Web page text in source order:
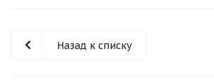
Назад к списку